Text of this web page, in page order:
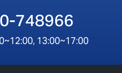
748966
13:00~17:00